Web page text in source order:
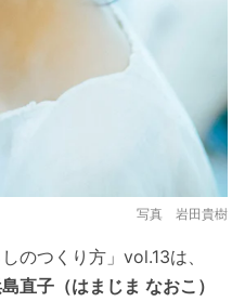
写真 岩田貴樹
のつくり方」vol.13は、
直子（はまじま なおこ）